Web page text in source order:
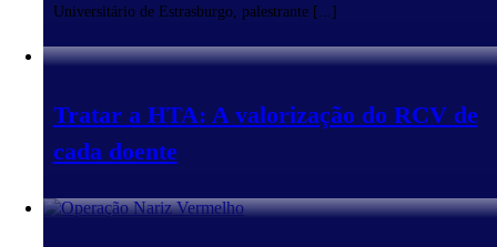
Universitário de Estrasburgo, palestrante [...]
Tratar a HTA: A valorização do RCV de
cada doente